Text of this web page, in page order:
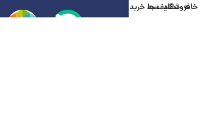
خانهفروشگاه
تخفیف هاسبد خرید